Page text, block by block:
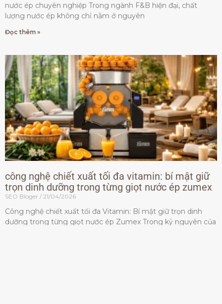
nước ép chuyên nghiệp Trong ngành F&B hiện đại, chất
lượng nước ép không chỉ nằm ở nguyên
Đọc thêm »
công nghệ chiết xuất tối đa vitamin: bí mật giữ
trọn dinh dưỡng trong từng giọt nước ép zumex
SEO Bloger 21/04/2026
Công nghệ chiết xuất tối đa Vitamin: Bí mật giữ trọn dinh
dưỡng trong từng giọt nước ép Zumex Trong kỷ nguyên của